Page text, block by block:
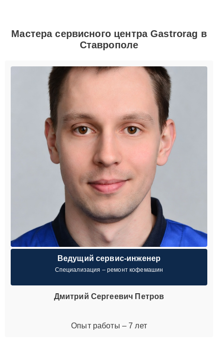
Мастера сервисного центра Gastrorag в
Ставрополе
Ведущий сервис-инженер
Специализация – ремонт кофемашин
Дмитрий Сергеевич Петров
Опыт работы – 7 лет